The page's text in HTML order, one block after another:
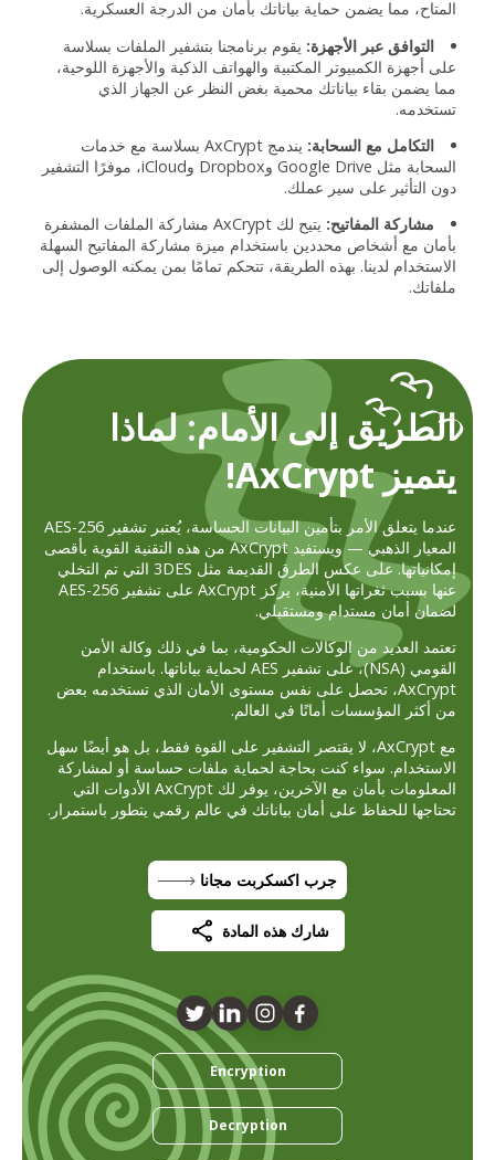
المتاح، مما يضمن حماية بياناتك بأمان من الدرجة العسكرية.
التوافق عبر الأجهزة: يقوم برنامجنا بتشفير الملفات بسلاسة
على أجهزة الكمبيوتر المكتبية والهواتف الذكية والأجهزة اللوحية،
مما يضمن بقاء بياناتك محمية بغض النظر عن الجهاز الذي
تستخدمه.
التكامل مع السحابة:
يندمج AxCrypt بسلاسة مع خدمات
السحابة مثل Google Drive وDropbox وiCloud، موفرًا التشفير
دون التأثير على سير عملك.
مشاركة المفاتيح:
يتيح لك AxCrypt مشاركة الملفات المشفرة
بأمان مع أشخاص محددين باستخدام ميزة مشاركة المفاتيح السهلة
الاستخدام لدينا. بهذه الطريقة، تتحكم تمامًا بمن يمكنه الوصول إلى
ملفاتك.
الطريق إلى الأمام: لماذا
يتميز AxCrypt!
عندما يتعلق الأمر بتأمين البيانات الحساسة، يُعتبر تشفير AES-256
المعيار الذهبي — ويستفيد AxCrypt من هذه التقنية القوية بأقصى
إمكانياتها. على عكس الطرق القديمة مثل 3DES التي تم التخلي
عنها بسبب ثغراتها الأمنية، يركز AxCrypt على تشفير AES-256
لضمان أمان مستدام ومستقبلي.
تعتمد العديد من الوكالات الحكومية، بما في ذلك وكالة الأمن
القومي (NSA)، على تشفير AES لحماية بياناتها. باستخدام
AxCrypt، تحصل على نفس مستوى الأمان الذي تستخدمه بعض
من أكثر المؤسسات أمانًا في العالم.
مع AxCrypt، لا يقتصر التشفير على القوة فقط، بل هو أيضًا سهل
الاستخدام. سواء كنت بحاجة لحماية ملفات حساسة أو لمشاركة
المعلومات بأمان مع الآخرين، يوفر لك AxCrypt الأدوات التي
تحتاجها للحفاظ على أمان بياناتك في عالم رقمي يتطور باستمرار.
جرب اكسكربت مجانا
شارك هذه المادة
Encryption
Decryption